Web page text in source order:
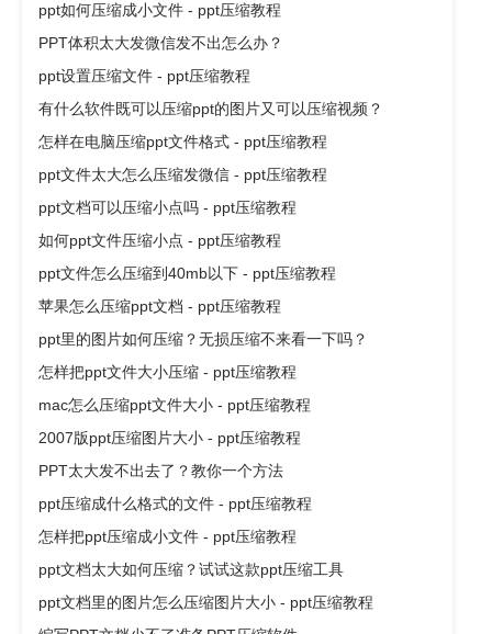
ppt如何压缩成小文件 - ppt压缩教程
PPT体积太大发微信发不出怎么办？
ppt设置压缩文件 - ppt压缩教程
有什么软件既可以压缩ppt的图片又可以压缩视频？
怎样在电脑压缩ppt文件格式 - ppt压缩教程
ppt文件太大怎么压缩发微信 - ppt压缩教程
ppt文档可以压缩小点吗 - ppt压缩教程
如何ppt文件压缩小点 - ppt压缩教程
ppt文件怎么压缩到40mb以下 - ppt压缩教程
苹果怎么压缩ppt文档 - ppt压缩教程
ppt里的图片如何压缩？无损压缩不来看一下吗？
怎样把ppt文件大小压缩 - ppt压缩教程
mac怎么压缩ppt文件大小 - ppt压缩教程
2007版ppt压缩图片大小 - ppt压缩教程
PPT太大发不出去了？教你一个方法
ppt压缩成什么格式的文件 - ppt压缩教程
怎样把ppt压缩成小文件 - ppt压缩教程
ppt文档太大如何压缩？试试这款ppt压缩工具
ppt文档里的图片怎么压缩图片大小 - ppt压缩教程